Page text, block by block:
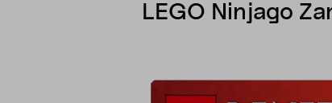
LEGO Ninjago